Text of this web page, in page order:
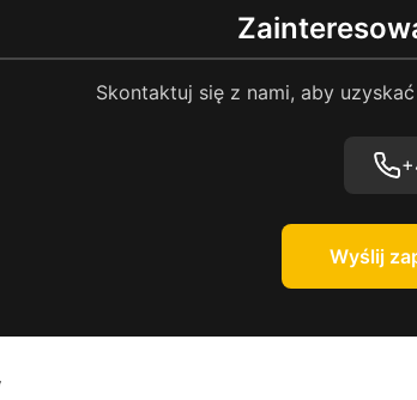
Skontaktuj się z nami, aby
Wyślij